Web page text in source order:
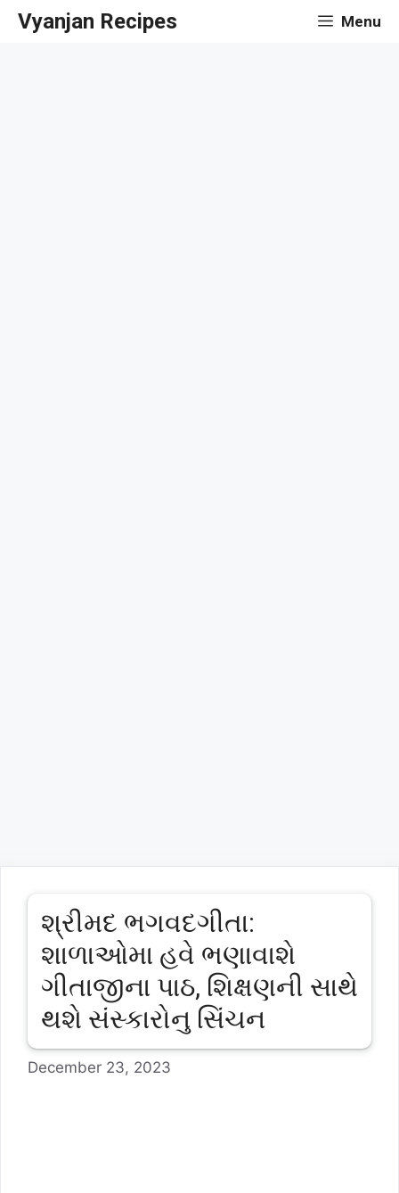
SkipVyanjan Recipes Menu
શ્રીમદ ભગવદગીતા:
શાળાઓમા હવે ભણાવાશે
ગીતાજીના પાઠ, શિક્ષણની સાથે
થશે સંસ્કારોનુ સિંચન
December 23, 2023